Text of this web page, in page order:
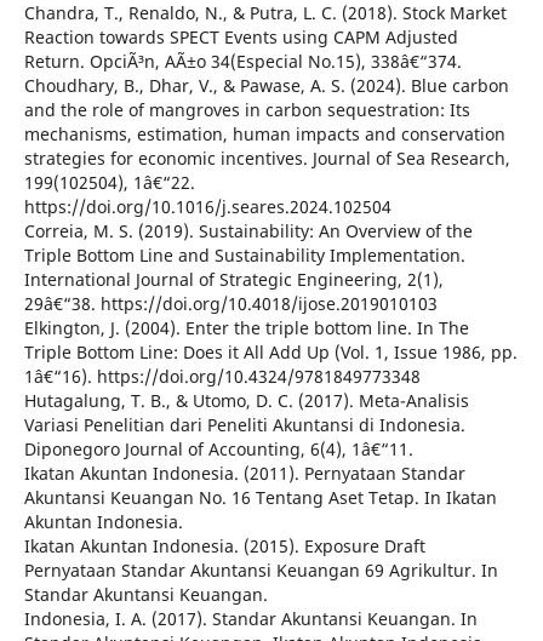
Chandra, T., Renaldo, N., & Putra, L. C. (2018). Stock Market
Reaction towards SPECT Events using CAPM Adjusted
Return. OpciÃ³n, AÃ±o 34(Especial No.15), 338â€“374.
Choudhary, B., Dhar, V., & Pawase, A. S. (2024). Blue carbon
and the role of mangroves in carbon sequestration: Its
mechanisms, estimation, human impacts and conservation
strategies for economic incentives. Journal of Sea Research,
199(102504), 1â€“22.
https://doi.org/10.1016/j.seares.2024.102504
Correia, M. S. (2019). Sustainability: An Overview of the
Triple Bottom Line and Sustainability Implementation.
International Journal of Strategic Engineering, 2(1),
29â€“38. https://doi.org/10.4018/ijose.2019010103
Elkington, J. (2004). Enter the triple bottom line. In The
Triple Bottom Line: Does it All Add Up (Vol. 1, Issue 1986, pp.
1â€“16). https://doi.org/10.4324/9781849773348
Hutagalung, T. B., & Utomo, D. C. (2017). Meta-Analisis
Variasi Penelitian dari Peneliti Akuntansi di Indonesia.
Diponegoro Journal of Accounting, 6(4), 1â€“11.
Ikatan Akuntan Indonesia. (2011). Pernyataan Standar
Akuntansi Keuangan No. 16 Tentang Aset Tetap. In Ikatan
Akuntan Indonesia.
Ikatan Akuntan Indonesia. (2015). Exposure Draft
Pernyataan Standar Akuntansi Keuangan 69 Agrikultur. In
Standar Akuntansi Keuangan.
Indonesia, I. A. (2017). Standar Akuntansi Keuangan. In